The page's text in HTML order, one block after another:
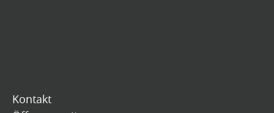
Kontakt